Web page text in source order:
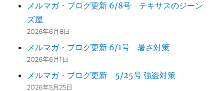
メルマガ・ブログ更新 6/8号 テキサスのジーン
ズ屋
2026年6月8日
メルマガ・ブログ更新 6/1号 暑さ対策
2026年6月1日
メルマガ・ブログ更新 5/25号 強盗対策
2026年5月25日